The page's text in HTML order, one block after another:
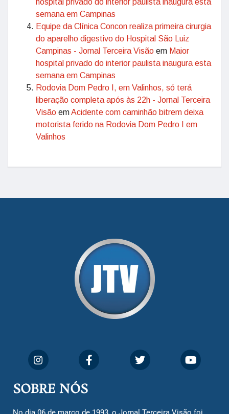
hospital privado do interior paulista inaugura esta
semana em Campinas
Equipe da Clínica Concon realiza primeira cirurgia
do aparelho digestivo do Hospital São Luiz
Campinas - Jornal Terceira Visão em Maior
hospital privado do interior paulista inaugura esta
semana em Campinas
Rodovia Dom Pedro I, em Valinhos, só terá
liberação completa após às 22h - Jornal Terceira
Visão emAcidente com caminhão bitrem deixa
motorista ferido na Rodovia Dom Pedro I em
Valinhos
SOBRE NÓS